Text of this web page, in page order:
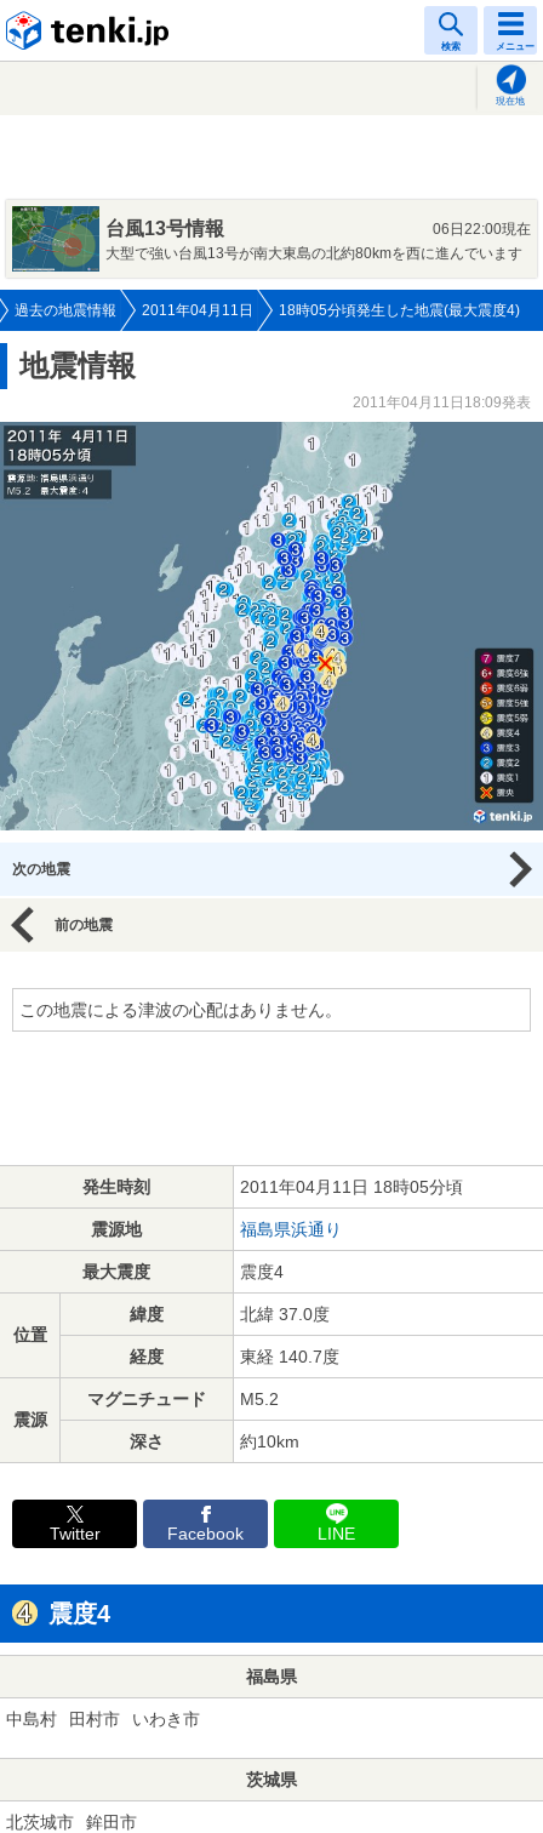
検索 メニュー
現在地
台風13号情報
06日22:00現在
大型で強い台風13号が南大東島の北約80kmを西に進んでいます
過去の地震情報 2011年04月11日 18時05分頃発生した地震(最大震度4)
地震情報
2011年04月11日18:09発表
次の地震
前の地震
この地震による津波の心配はありません。
発生時刻 2011年04月11日 18時05分頃
震源地 福島県浜通り
最大震度 震度4
位置
緯度 北緯 37.0度
経度 東経 140.7度
震源
マグニチュード M5.2
深さ 約10km
Twitter Facebook LINE
震度4
福島県
中島村 田村市 いわき市
茨城県
北茨城市 鉾田市